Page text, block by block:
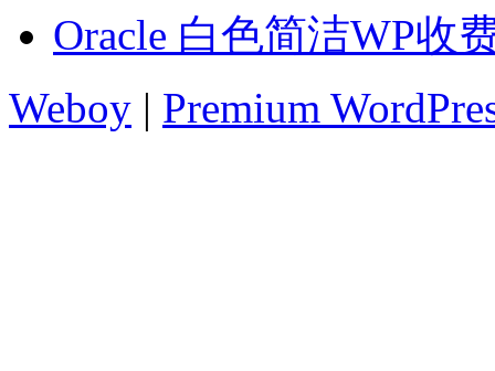
Oracle 白色简洁WP收
Weboy | Premium